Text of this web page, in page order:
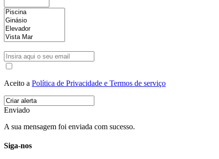
Aceito a Política de Privacidade e Termos de serviço
Enviado
A sua mensagem foi enviada com sucesso.
Siga-nos